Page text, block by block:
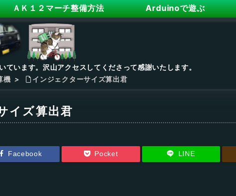
ＡＫ１２マーチ整備方法 Arduinoで遊ぶ
ています。沢山アクセスしてくださって感謝いたします。
機 > インジェクターサイズ算出君
イズ算出君
Facebook Pocket LINE